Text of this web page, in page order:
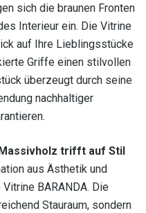
sich die braunen Fronten
Interieur ein. Die Vitrine
auf Ihre Lieblingsstücke
Griffe einen stilvollen
überzeugt durch seine
nachhaltiger
Massivholz trifft auf Stil
aus Ästhetik und
BARANDA. Die
Stauraum, sondern